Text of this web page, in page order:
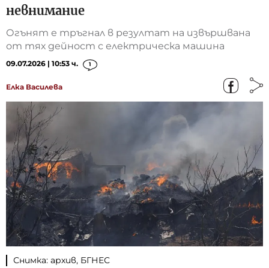
невнимание
Огънят е тръгнал в резултат на извършвана
от тях дейност с електрическа машина
09.07.2026 | 10:53 ч. 1
Елка Василева
Снимка: архив, БГНЕС